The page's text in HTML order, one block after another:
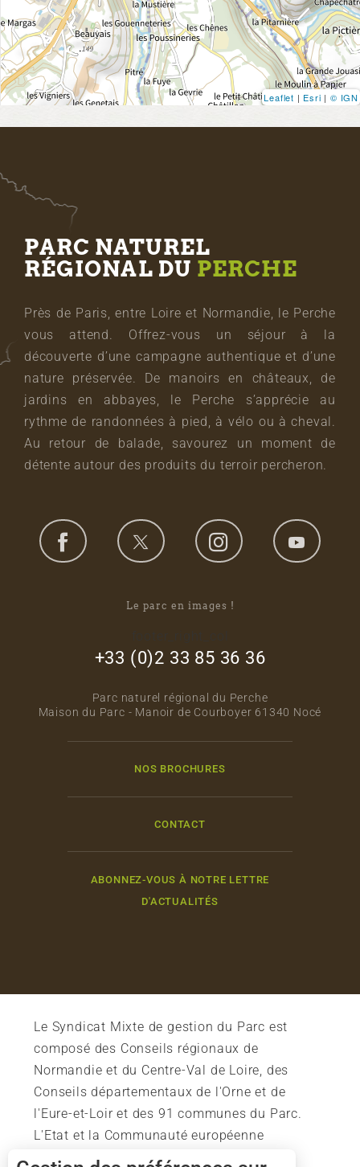
Leaflet | Esri | © IGN
PARC NATUREL
RÉGIONAL DU PERCHE
Près de Paris, entre Loire et Normandie, le Perche
vous attend. Offrez-vous un séjour à la
découverte d’une campagne authentique et d’une
nature préservée. De manoirs en châteaux, de
jardins en abbayes, le Perche s’apprécie au
rythme de randonnées à pied, à vélo ou à cheval.
Au retour de balade, savourez un moment de
détente autour des produits du terroir percheron.
Le parc en images !
+33 (0)2 33 85 36 36
Parc naturel régional du Perche
Maison du Parc - Manoir de Courboyer 61340 Nocé
NOS BROCHURES
CONTACT
ABONNEZ-VOUS À NOTRE LETTRE
D'ACTUALITÉS
Le Syndicat Mixte de gestion du Parc est
composé des Conseils régionaux de
Normandie et du Centre-Val de Loire, des
Conseils départementaux de l'Orne et de
l'Eure-et-Loir et des 91 communes du Parc.
L'Etat et la Communauté européenne
soutiennent également l'action du Parc.